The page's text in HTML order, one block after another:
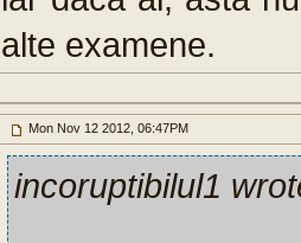
alte examene.
Mon Nov 12 2012, 06:47PM
incoruptibilul1